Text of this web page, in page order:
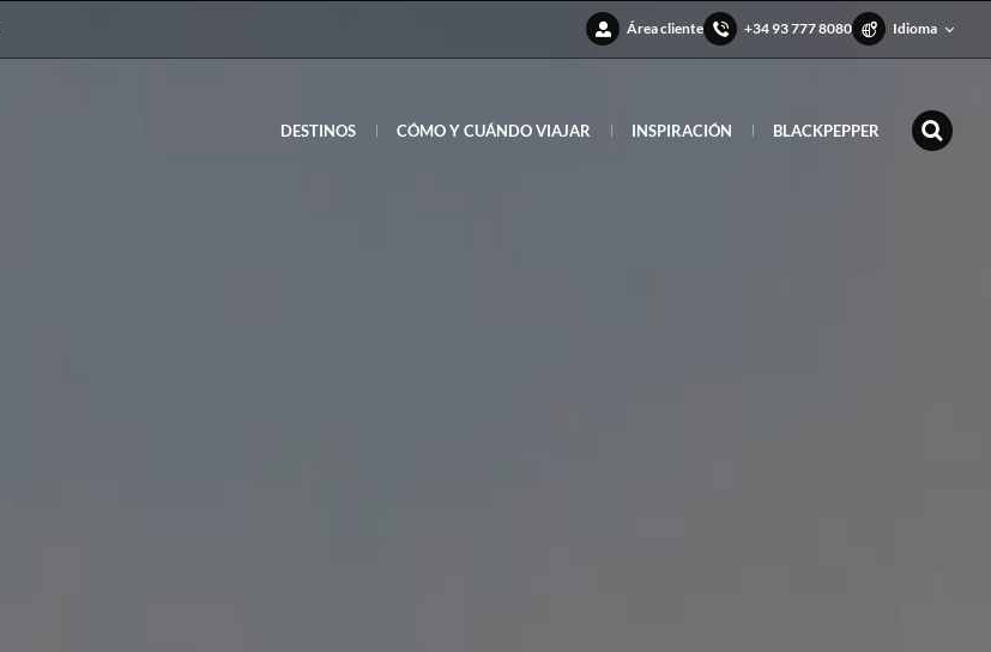
Área cliente +34 93 777 8080 Idioma
DESTINOS CÓMO Y CUÁNDO VIAJAR INSPIRACIÓN BLACKPEPPER